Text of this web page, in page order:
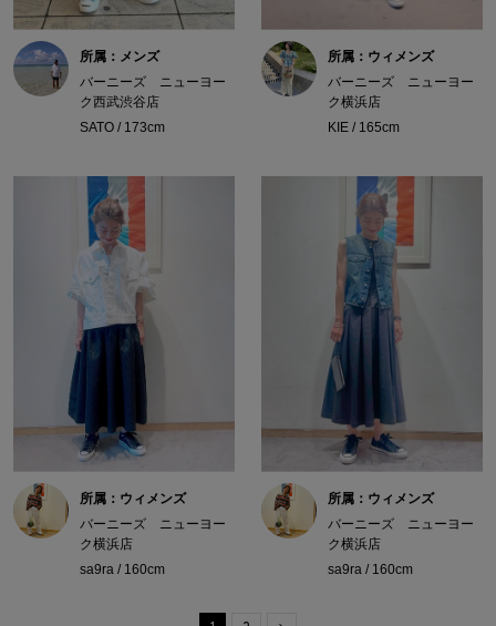
所属：メンズ
バーニーズ ニューヨー
ク西武渋谷店
SATO / 173cm
所属：ウィメンズ
バーニーズ ニューヨー
ク横浜店
KIE / 165cm
所属：ウィメンズ
バーニーズ ニューヨー
ク横浜店
sa9ra / 160cm
所属：ウィメンズ
バーニーズ ニューヨー
ク横浜店
sa9ra / 160cm